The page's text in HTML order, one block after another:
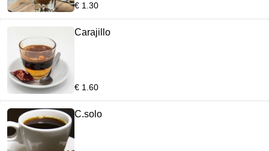
€ 1.30
Carajillo
€ 1.60
C.solo